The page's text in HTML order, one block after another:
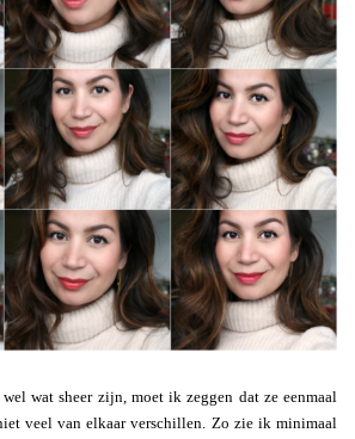
wat sheer zijn, moet ik zeggen dat ze eenmaal
veel van elkaar verschillen. Zo zie ik minimaal